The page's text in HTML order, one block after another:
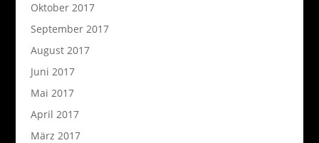
Oktober 2017
September 2017
August 2017
Juni 2017
Mai 2017
April 2017
März 2017